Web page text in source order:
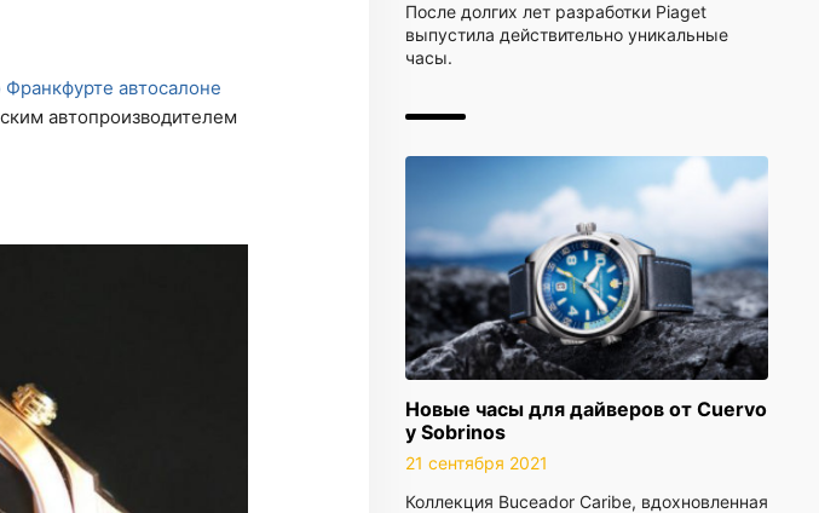
После долгих лет разработки Piaget
выпустила действительно уникальные
часы.
Новые часы для дайверов от Cuervo
y Sobrinos
21 сентября 2021
Коллекция Buceador Caribe, вдохновленная
Франкфурте автосалоне
автопроизводителем